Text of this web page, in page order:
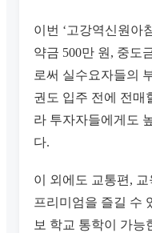
이번 ‘고강역신원아
약금 500만 원, 중도
로써 실수요자들의
권도 입주 전에 전매
라 투자자들에게도
다.
이 외에도 교통편,
프리미엄을 즐길 수
보 학교 통학이 가능